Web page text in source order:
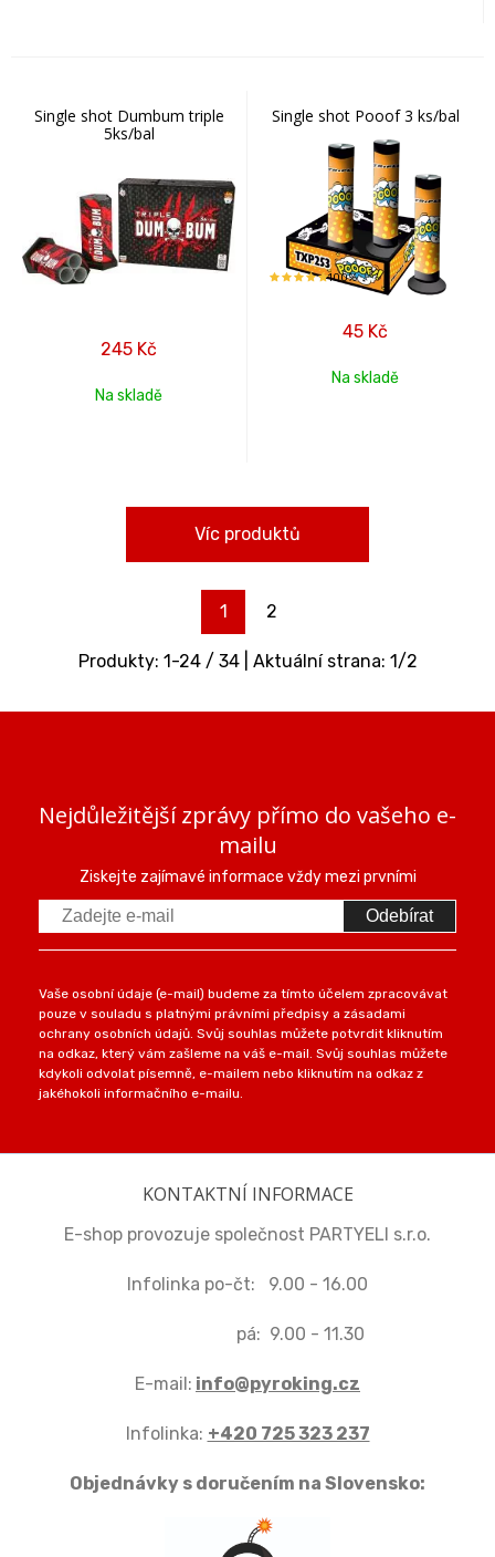
Single shot Dumbum triple
5ks/bal
245 Kč
Na skladě
Single shot Pooof 3 ks/bal
100%
45 Kč
Na skladě
Víc produktů
1 2
Produkty: 1-24/ 34| Aktuální strana: 1/2
Nejdůležitější zprávy přímo do vašeho e-
mailu
Ziskejte zajímavé informace vždy mezi prvními
Odebírat
Vaše osobní údaje (e-mail) budeme za tímto účelem zpracovávat
pouze v souladu s platnými právními předpisy a zásadami
ochrany osobních údajů. Svůj souhlas můžete potvrdit kliknutím
na odkaz, který vám zašleme na váš e-mail. Svůj souhlas můžete
kdykoli odvolat písemně, e-mailem nebo kliknutím na odkaz z
jakéhokoli informačního e-mailu.
KONTAKTNÍ INFORMACE
E-shop provozuje společnost PARTYELI s.r.o.
Infolinka po-čt: 9.00 - 16.00
pá: 9.00 - 11.30
E-mail: info@pyroking.cz
Infolinka: +420 725 323 237
Objednávky s doručením na Slovensko: